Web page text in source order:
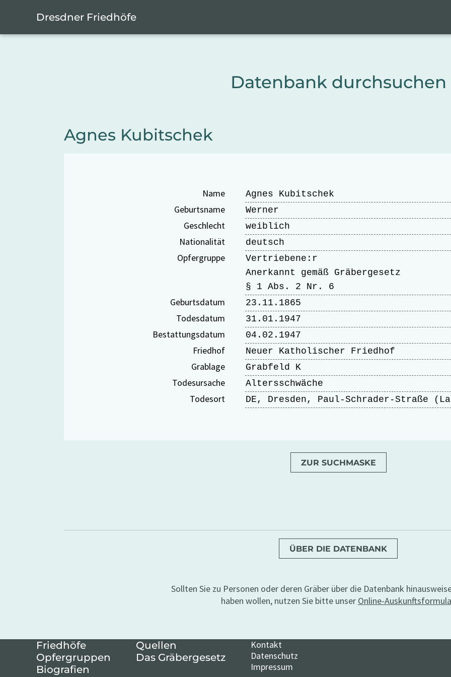
Dresdner Friedhöfe
Datenbank durchsuchen
Agnes Kubitschek
Name Agnes Kubitschek
Geburtsname Werner
Geschlecht weiblich
Nationalität deutsch
Opfergruppe
Vertriebene:r
Anerkannt gemäß Gräbergesetz
§ 1 Abs. 2 Nr. 6
Geburtsdatum 23.11.1865
Todesdatum 31.01.1947
Bestattungsdatum 04.02.1947
Friedhof Neuer Katholischer Friedhof
Grablage Grabfeld K
Todesursache Altersschwäche
Todesort DE, Dresden, Paul-Schrader-Straße
ZUR SUCHMASKE
ÜBER DIE DATENBANK
Sollten Sie zu Personen oder deren Gräber über die Datenbank
haben wollen, nutzen Sie bitte unser Online-
Friedhöfe
Opfergruppen
Biografien
Quellen
Das Gräbergesetz
Kontakt
Datenschutz
Impressum